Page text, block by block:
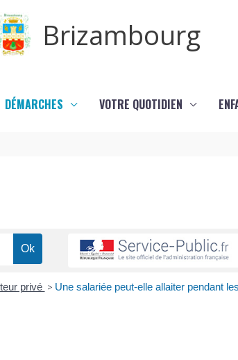
Brizambourg
DÉMARCHES VOTRE QUOTIDIEN
privé > Une salariée peut-elle allaiter pendant les